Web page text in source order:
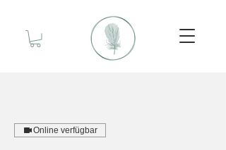
Online verfügbar